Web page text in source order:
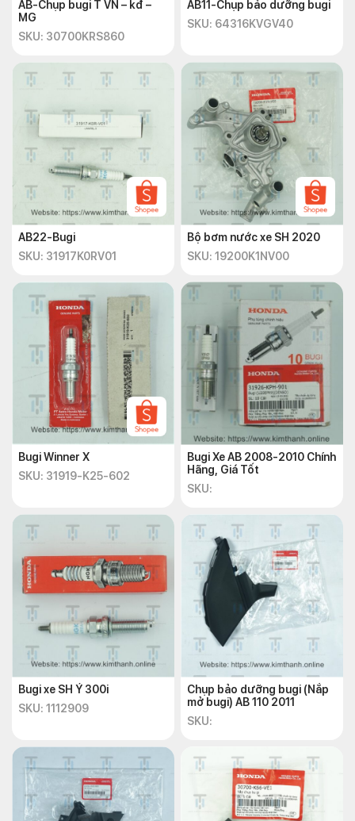
AB-Chụp bugi T VN – kđ –
MG
SKU: 30700KRS860
AB11-Chụp bảo dưỡng bugi
SKU: 64316KVGV40
AB22-Bugi
SKU: 31917K0RV01
Bộ bơm nước xe SH 2020
SKU: 19200K1NV00
Bugi Winner X
SKU: 31919-K25-602
Bugi Xe AB 2008-2010 Chính
Hãng, Giá Tốt
SKU:
Bugi xe SH Ý 300i
SKU: 1112909
Chụp bảo dưỡng bugi (Nắp
mở bugi) AB 110 2011
SKU: